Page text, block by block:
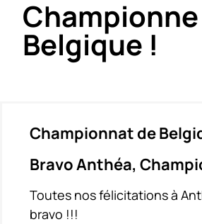
Belgique !
Championnat de
Bravo Anthéa,
Toutes nos félicitations à
bravo !!!